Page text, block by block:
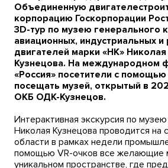
Объединенную
корпорацию Госкорпорации
3D-тур по музею генерального
авиационных, индустриальных и
двигателей марки «НК»
Кузнецова. На международном
«Россия» посетители с помощью
посещать музей, открытый в
ОКБ ОДК-Кузнецов.
Интерактивная экскурсия по
Николая Кузнецова проводится на
области в рамках недели
помощью VR-очков все желающие
уникальном пространстве, где